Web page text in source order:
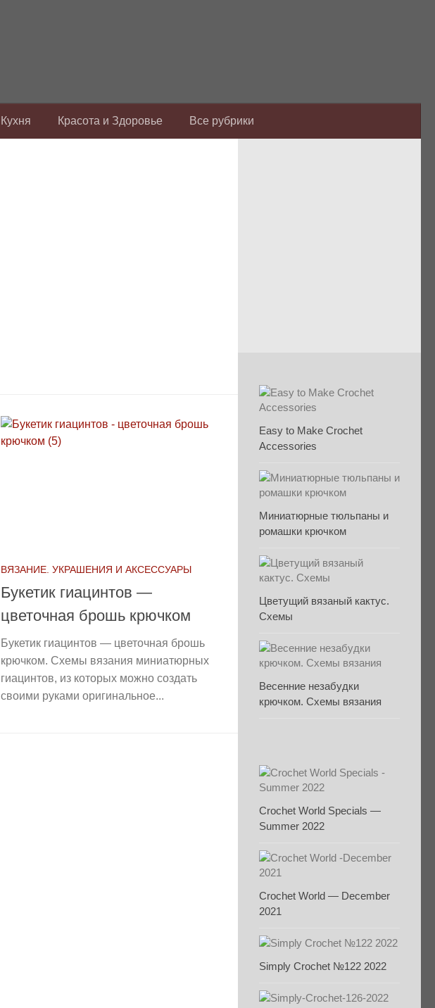
Кухня Красота и Здоровье Все рубрики
ВЯЗАНИЕ. УКРАШЕНИЯ И АКСЕССУАРЫ
Букетик гиацинтов —
цветочная брошь крючком
Букетик гиацинтов — цветочная брошь
крючком. Схемы вязания миниатюрных
гиацинтов, из которых можно создать
своими руками оригинальное...
Easy to Make Crochet
Accessories
Миниатюрные тюльпаны и
ромашки крючком
Цветущий вязаный кактус.
Схемы
Весенние незабудки
крючком. Схемы вязания
Crochet World Specials —
Summer 2022
Crochet World — December
2021
Simply Crochet №122 2022